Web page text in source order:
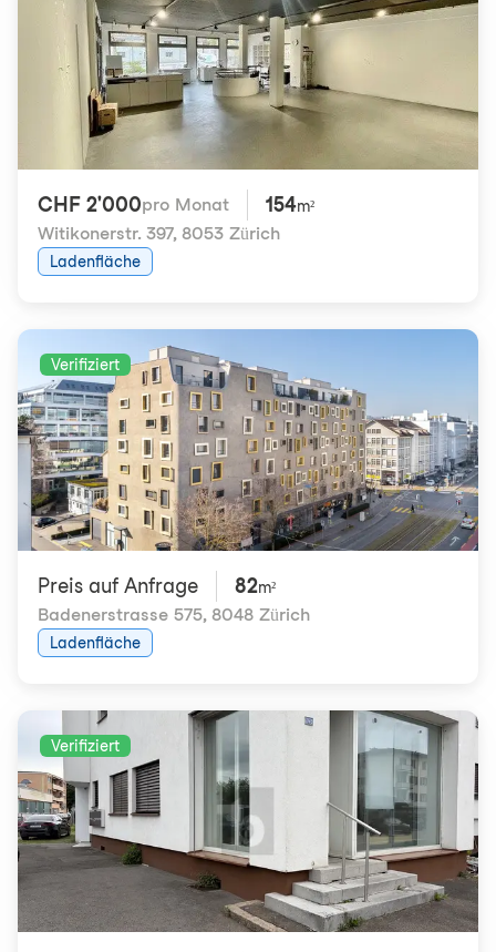
CHF 2'000pro Monat 154m²
Witikonerstr. 397, 8053 Zürich
Ladenfläche
Verifiziert
Preis auf Anfrage 82m²
Badenerstrasse 575, 8048 Zürich
Ladenfläche
Verifiziert